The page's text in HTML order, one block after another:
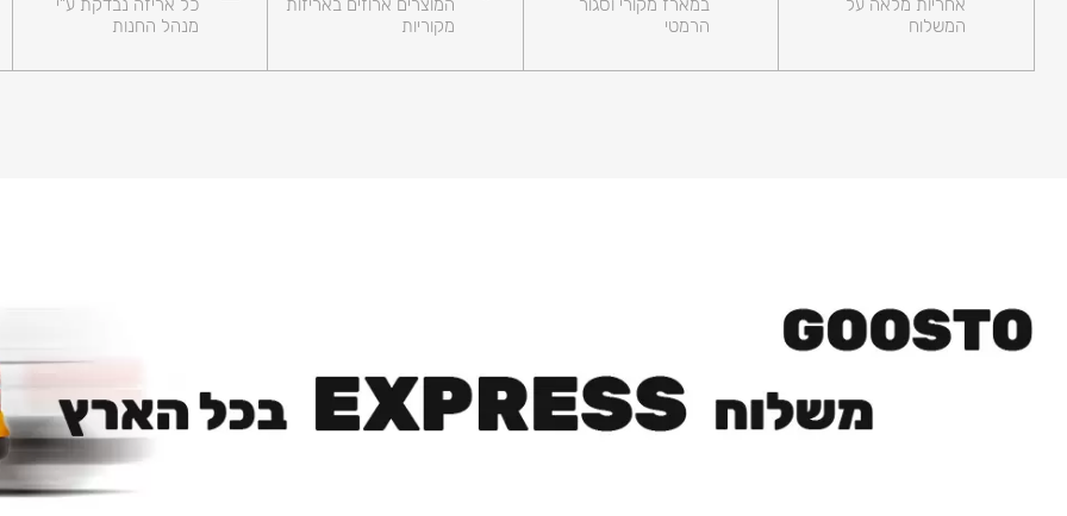
אחריות מלאה על
המשלוח
במארז מקורי וסגור
הרמטי
המוצרים ארוזים באריזות
מקוריות
כל אריזה נבדקת ע"י
מנהל החנות